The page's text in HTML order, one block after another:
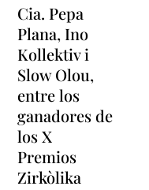
Cia. Pepa
Plana, Ino
Kollektiv i
Slow Olou,
entre los
ganadores de
los X
Premios
Zirkòlika